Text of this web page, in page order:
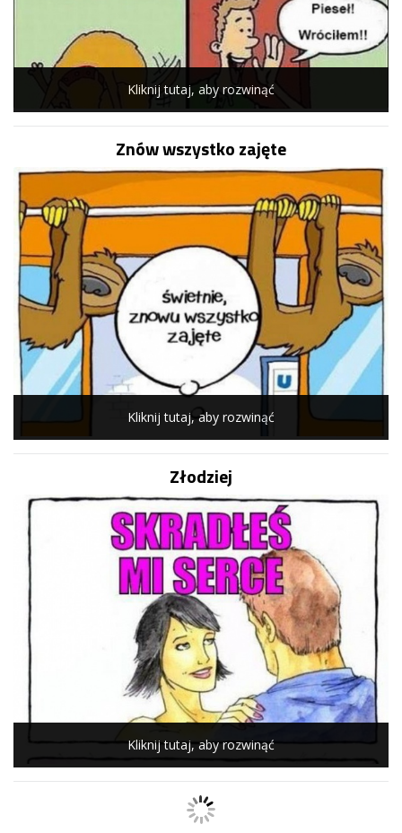
Kliknij tutaj, aby rozwinąć
Znów wszystko zajęte
Kliknij tutaj, aby rozwinąć
Złodziej
Kliknij tutaj, aby rozwinąć